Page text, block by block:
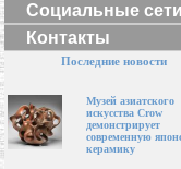
Социальные сети
Контакты
Последние новости
Музей азиатского
искусства Crow
демонстрирует
современную
керамику